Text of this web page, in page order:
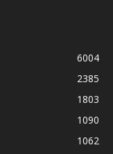
6004
2385
1803
1090
1062